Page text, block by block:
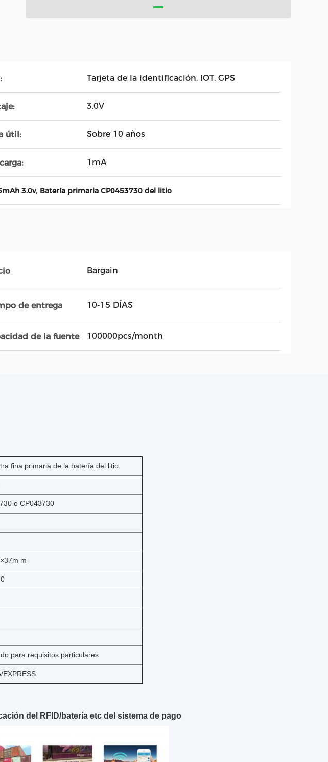
Tarjeta de la identificación, IOT, GPS
3.0V
útil: Sobre 10 años
1mA
3.0v, Batería primaria CP0453730 del litio
Bargain
de entrega 10-15 DÍAS
de la fuente 100000pcs/month
fina primaria de la batería del litio
o CP043730
m
para requisitos particulares
EXPRESS
del RFID/batería etc del sistema de pago